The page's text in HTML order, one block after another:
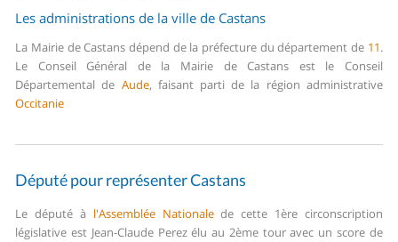
Les administrations de la ville de Castans
La Mairie de Castans dépend de la préfecture du département de 11.
Le Conseil Général de la Mairie de Castans est le Conseil
Départemental de Aude, faisant parti de la région administrative
Occitanie
Député pour représenter Castans
Le député à l'Assemblée Nationalede cette 1ère circonscription
législative est Jean-Claude Perez élu au 2ème tour avec un score de